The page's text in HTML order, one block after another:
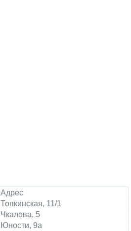
Адрес
Топкинская, 11/1
Чкалова, 5
Юности, 9а